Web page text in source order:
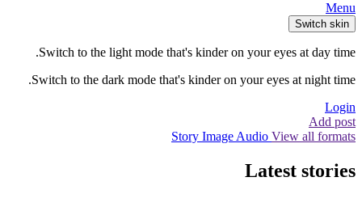
Menu
Switch skin
Switch to the light mode that's kinder on your eyes at day time.
Switch to the dark mode that's kinder on your eyes at night time.
Login
Add post
Story Image Audio View all formats
Latest stories